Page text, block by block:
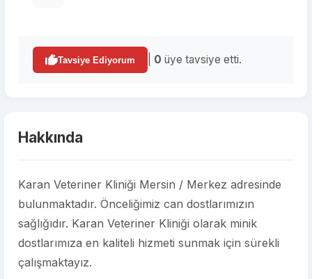
Tavsiye Ediyorum 0 üye tavsiye etti.
Hakkında
Karan Veteriner Kliniği Mersin / Merkez adresinde
bulunmaktadır. Önceliğimiz can dostlarımızın
sağlığıdır. Karan Veteriner Kliniği olarak minik
dostlarımıza en kaliteli hizmeti sunmak için sürekli
çalışmaktayız.